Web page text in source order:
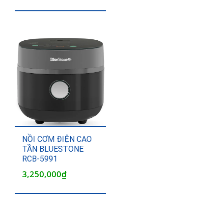
NỒI CƠM ĐIỆN CAO
TẦN BLUESTONE
RCB-5991
3,250,000₫